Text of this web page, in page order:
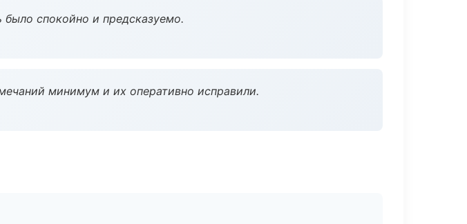
было спокойно и предсказуемо.
минимум и их оперативно исправили.